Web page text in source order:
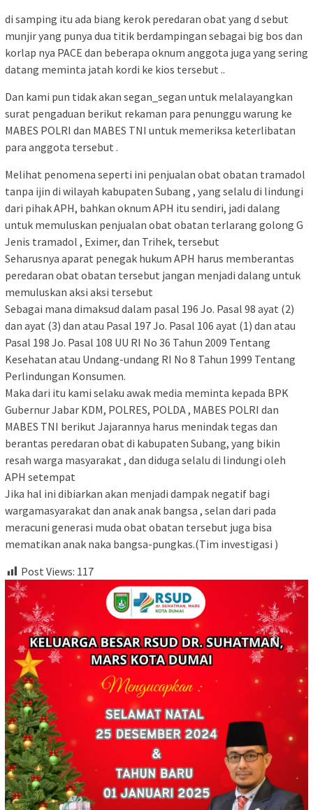
di samping itu ada biang kerok peredaran obat yang d sebut
munjir yang punya dua titik berdampingan sebagai big bos dan
korlap nya PACE dan beberapa oknum anggota juga yang sering
datang meminta jatah kordi ke kios tersebut ..
Dan kami pun tidak akan segan_segan untuk melalayangkan
surat pengaduan berikut rekaman para penunggu warung ke
MABES POLRI dan MABES TNI untuk memeriksa keterlibatan
para anggota tersebut .
Melihat penomena seperti ini penjualan obat obatan tramadol
tanpa ijin di wilayah kabupaten Subang , yang selalu di lindungi
dari pihak APH, bahkan oknum APH itu sendiri, jadi dalang
untuk memuluskan penjualan obat obatan terlarang golong G
Jenis tramadol , Eximer, dan Trihek, tersebut
Seharusnya aparat penegak hukum APH harus memberantas
peredaran obat obatan tersebut jangan menjadi dalang untuk
memuluskan aksi aksi tersebut
Sebagai mana dimaksud dalam pasal 196 Jo. Pasal 98 ayat (2)
dan ayat (3) dan atau Pasal 197 Jo. Pasal 106 ayat (1) dan atau
Pasal 198 Jo. Pasal 108 UU RI No 36 Tahun 2009 Tentang
Kesehatan atau Undang-undang RI No 8 Tahun 1999 Tentang
Perlindungan Konsumen.
Maka dari itu kami selaku awak media meminta kepada BPK
Gubernur Jabar KDM, POLRES, POLDA , MABES POLRI dan
MABES TNI berikut Jajarannya harus menindak tegas dan
berantas peredaran obat di kabupaten Subang, yang bikin
resah warga masyarakat , dan diduga selalu di lindungi oleh
APH setempat
Jika hal ini dibiarkan akan menjadi dampak negatif bagi
wargamasyarakat dan anak anak bangsa , selan dari pada
meracuni generasi muda obat obatan tersebut juga bisa
mematikan anak naka bangsa-pungkas.(Tim investigasi )
Post Views: 117